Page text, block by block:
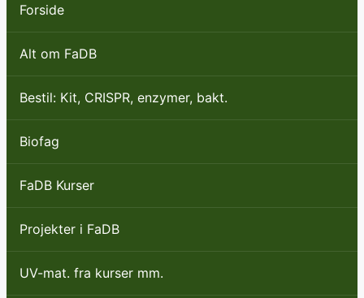
Forside
Alt om FaDB
Bestil: Kit, CRISPR, enzymer, bakt.
Biofag
FaDB Kurser
Projekter i FaDB
UV-mat. fra kurser mm.